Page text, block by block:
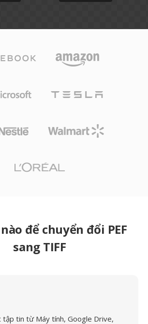
để chuyển đổi PEF
sang TIFF
tập tin từ Máy tính, Google Drive,